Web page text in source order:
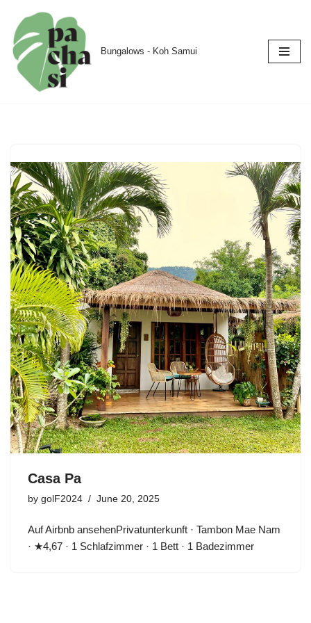
Skip
to
content
Bungalows - Koh Samui
Casa Pa
by golF2024 June 20, 2025
Auf Airbnb ansehenPrivatunterkunft · Tambon Mae Nam
· ★4,67 · 1 Schlafzimmer · 1 Bett · 1 Badezimmer